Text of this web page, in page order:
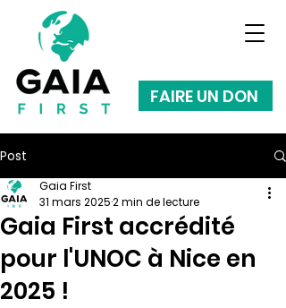
FAIRE UN DON
Post
Gaia First accrédité
pour l'UNOC à Nice en
2025 !
Gaia First
31 mars 20252 min de lecture